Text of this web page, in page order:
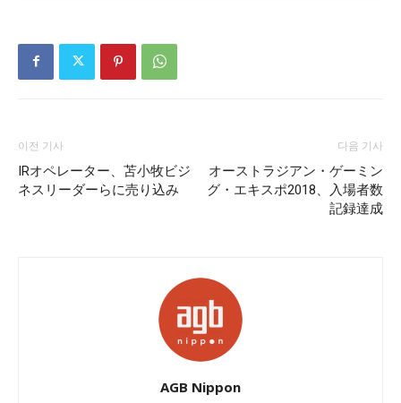
이전 기사
IRオペレーター、苫小牧ビジ
ネスリーダーらに売り込み
다음 기사
オーストラジアン・ゲーミン
グ・エキスポ2018、入場者数
記録達成
AGB Nippon